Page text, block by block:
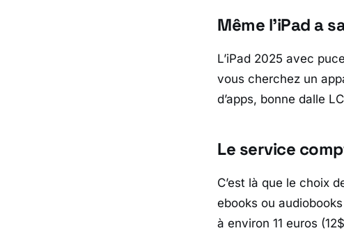
Même l’iPad a
L’iPad 2025 avec puce
vous cherchez un
d’apps, bonne dalle
Le service
C’est là que le choix
ebooks ou
à environ 11 euros